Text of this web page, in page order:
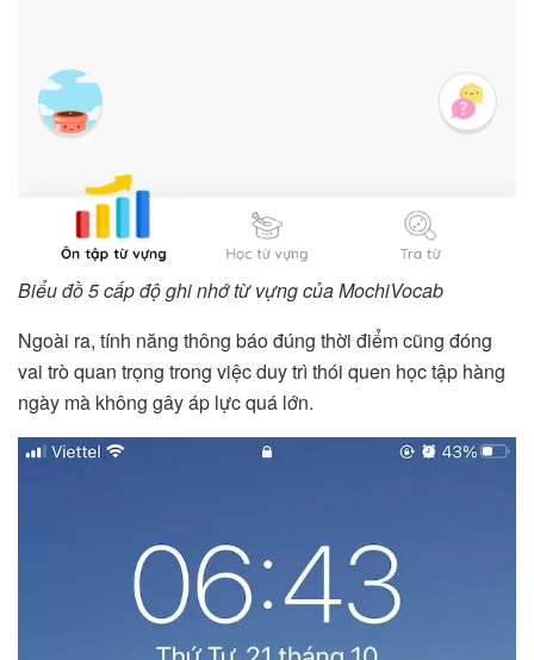
Biểu đồ 5 cấp độ ghi nhớ từ vựng của MochiVocab
Ngoài ra, tính năng thông báo đúng thời điểm cũng đóng
vai trò quan trọng trong việc duy trì thói quen học tập hàng
ngày mà không gây áp lực quá lớn.